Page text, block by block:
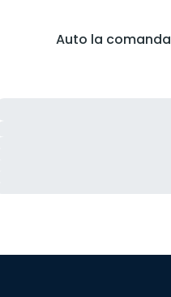
Auto la comanda